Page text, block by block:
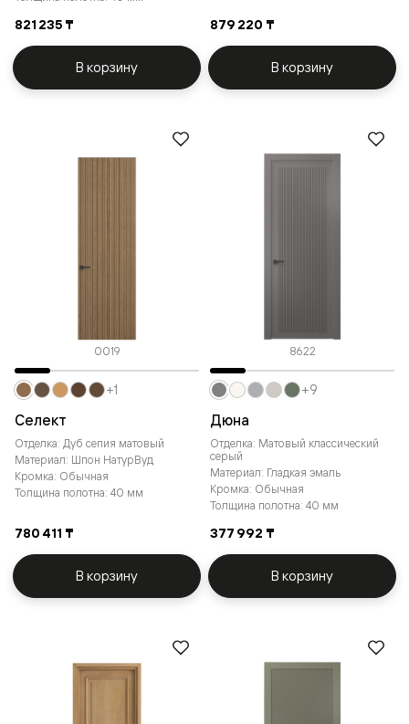
821 235 ₸
В корзину
879 220 ₸
В корзину
0019
Селект
Отделка: Дуб сепия матовый
Материал: Шпон НатурВуд
Кромка: Обычная
Толщина полотна: 40 мм
780 411 ₸
+1
В корзину
8622
Дюна
Отделка: Матовый классический
серый
Материал: Гладкая эмаль
Кромка: Обычная
Толщина полотна: 40 мм
377 992 ₸
+9
В корзину